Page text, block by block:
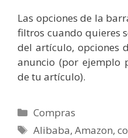
Las opciones de la
filtros cuando quieres
del artículo, opciones
anuncio (por ejemplo
de tu artículo).
Categorías
Compras
Etiquetas
Alibaba,Amazon,